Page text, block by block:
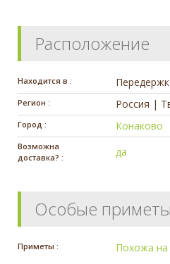
Расположение
Находится в :
Регион : Россия |
Город : Конаково
Возможна
доставка? :
да
Особые приметы
Приметы : Похожа на